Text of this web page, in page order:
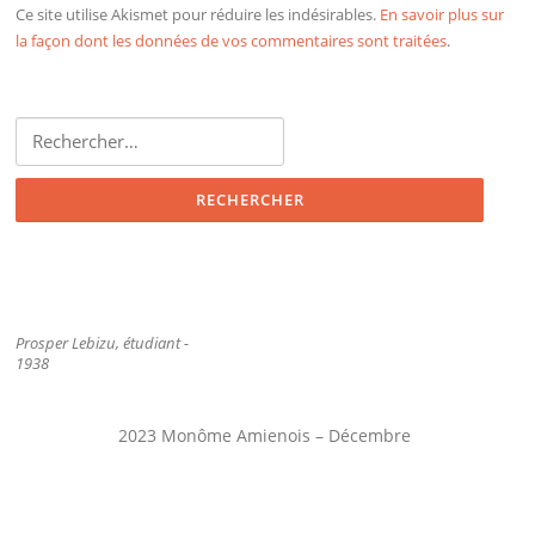
Ce site utilise Akismet pour réduire les indésirables. En savoir plus sur
la façon dont les données de vos commentaires sont traitées.
Rechercher :
Prosper Lebizu, étudiant -
1938
2023 Monôme Amienois – Décembre